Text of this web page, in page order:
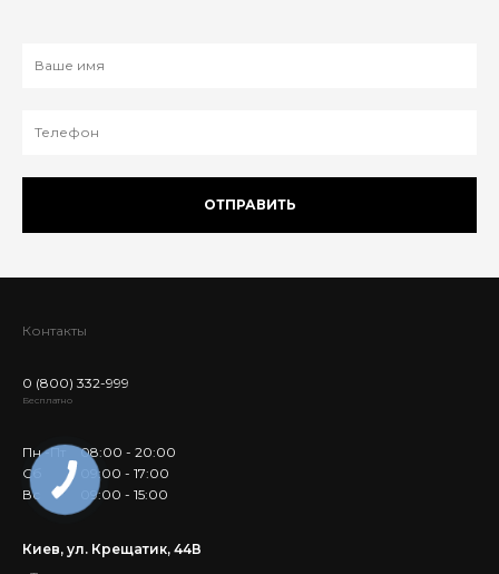
ОТПРАВИТЬ
Контакты
0 (800) 332-999
Бесплатно
Пн -Пт
08:00 - 20:00
Сб
09:00 - 17:00
Вс
09:00 - 15:00
Киев, ул. Крещатик, 44В